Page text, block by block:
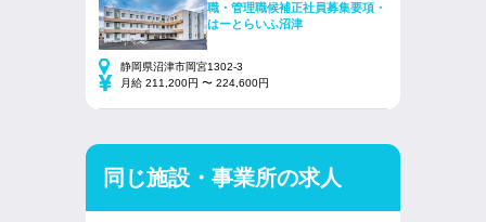
職・管理職候補正社員募集要項・
はーとらいふ沼津
静岡県沼津市岡宮1302-3
月給 211,200円 〜 224,600円
同じ施設・事業所の求人